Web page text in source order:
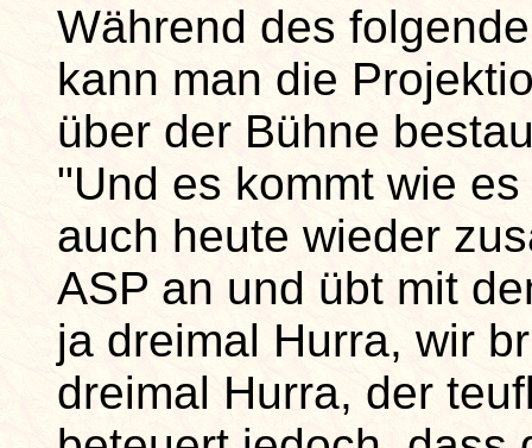
Während des
kann man die
über der Bühne
"Und es kommt wie
auch heute wieder
ASP an und übt mit
ja dreimal Hurra, wir
dreimal Hurra, der